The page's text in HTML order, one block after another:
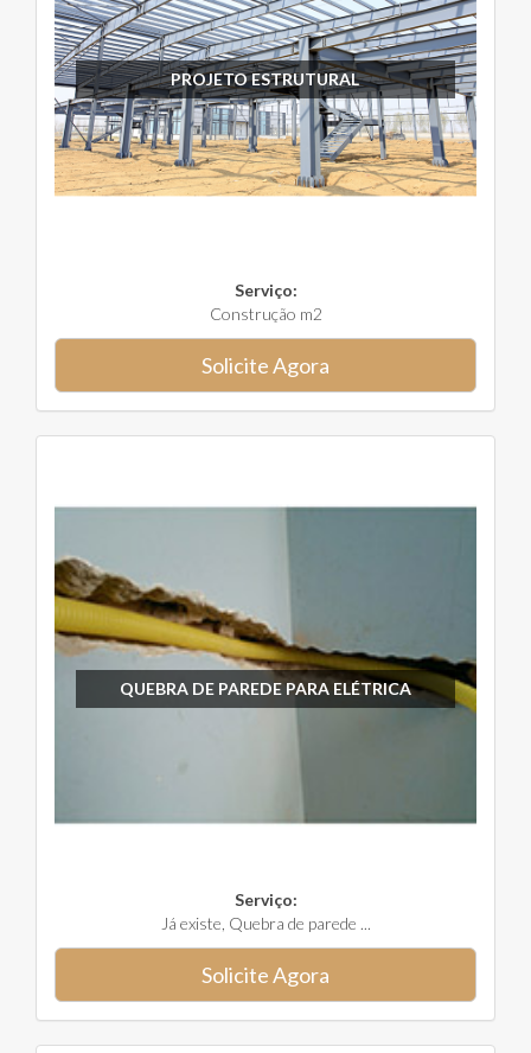
PROJETO ESTRUTURAL
Serviço:
Construção m2
Solicite Agora
QUEBRA DE PAREDE PARA ELÉTRICA
Serviço:
Já existe, Quebra de parede ...
Solicite Agora